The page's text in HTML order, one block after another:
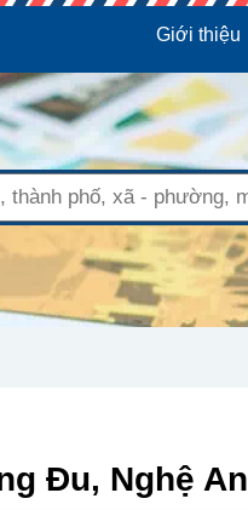
Giới thiệu
Đu, Nghệ An